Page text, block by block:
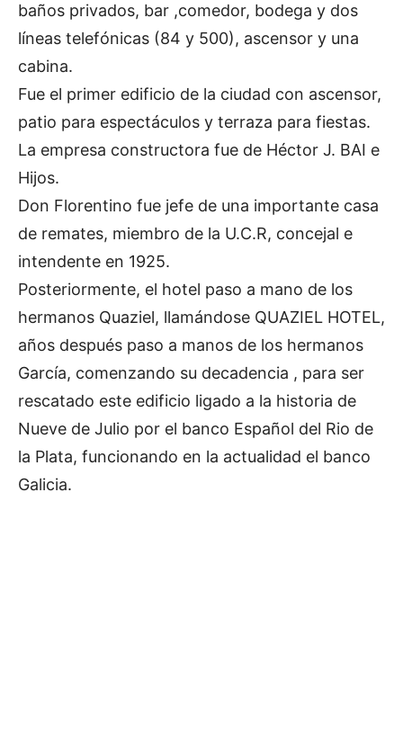
baños privados, bar ,comedor, bodega y dos
líneas telefónicas (84 y 500), ascensor y una
cabina.
Fue el primer edificio de la ciudad con ascensor,
patio para espectáculos y terraza para fiestas.
La empresa constructora fue de Héctor J. BAI e
Hijos.
Don Florentino fue jefe de una importante casa
de remates, miembro de la U.C.R, concejal e
intendente en 1925.
Posteriormente, el hotel paso a mano de los
hermanos Quaziel, llamándose QUAZIEL HOTEL,
años después paso a manos de los hermanos
García, comenzando su decadencia , para ser
rescatado este edificio ligado a la historia de
Nueve de Julio por el banco Español del Rio de
la Plata, funcionando en la actualidad el banco
Galicia.